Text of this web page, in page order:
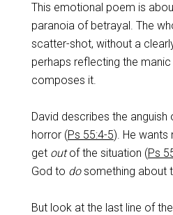
This emotional poem is
paranoia of betrayal. The
scatter-shot, without a
perhaps reflecting the
composes it.
David describes the anguish
horror (Ps 55:4-5). He wants
get outof the situation (Ps
God to dosomething about
But look at the last line of